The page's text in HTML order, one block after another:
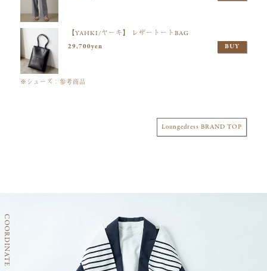
【YAHKI/ヤーキ】 レザートートBAG
29,700yen
BUY
※シューズ：参考商品
Loungedress BRAND TOP
COORDINATE